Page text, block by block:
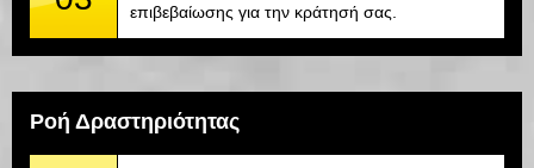
επιβεβαίωσης για την κράτησή σας.
Ροή Δραστηριότητας